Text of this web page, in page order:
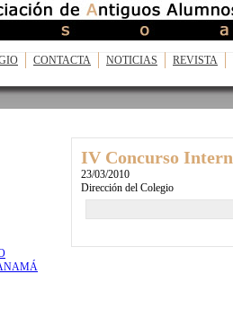
CONTACTA NOTICIAS REVISTA
IV Concurso
23/03/2010
Dirección del Colegio